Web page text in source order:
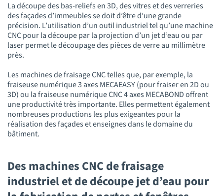
La découpe des bas-reliefs en 3D, des vitres et des verreries
des façades d’immeubles se doit d’être d’une grande
précision. L’utilisation d’un outil industriel tel qu’une machine
CNC pour la découpe par la projection d’un jet d’eau ou par
laser permet le découpage des pièces de verre au millimètre
près.
Les machines de fraisage CNC telles que, par exemple, la
fraiseuse numérique 3 axes MECAEASY (pour fraiser en 2D ou
3D) ou la fraiseuse numérique CNC 4 axes MECABOND offrent
une productivité très importante. Elles permettent également
nombreuses productions les plus exigeantes pour la
réalisation des façades et enseignes dans le domaine du
bâtiment.
Des machines CNC de fraisage
industriel et de découpe jet d’eau pour